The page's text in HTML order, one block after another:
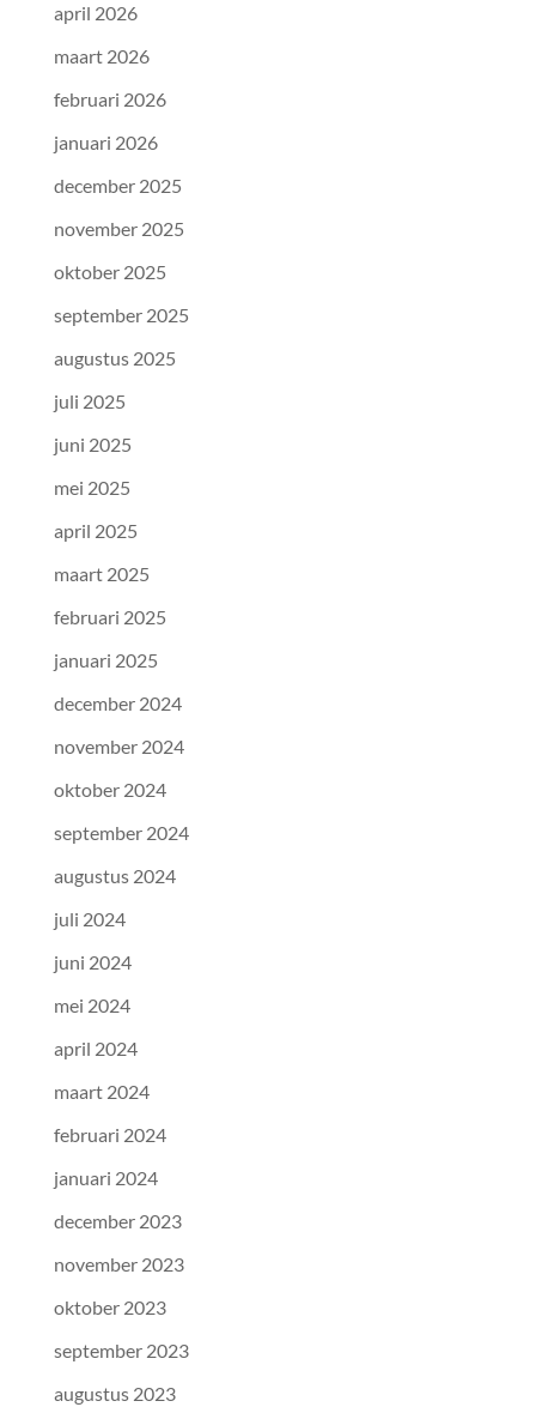
april 2026
maart 2026
februari 2026
januari 2026
december 2025
november 2025
oktober 2025
september 2025
augustus 2025
juli 2025
juni 2025
mei 2025
april 2025
maart 2025
februari 2025
januari 2025
december 2024
november 2024
oktober 2024
september 2024
augustus 2024
juli 2024
juni 2024
mei 2024
april 2024
maart 2024
februari 2024
januari 2024
december 2023
november 2023
oktober 2023
september 2023
augustus 2023